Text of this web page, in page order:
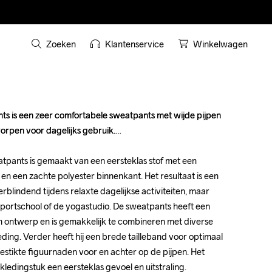
Zoeken Klantenservice Winkelwagen
is een zeer comfortabele sweatpants met wijde pijpen
voor dagelijks gebruik.
is gemaakt van een eersteklas stof met een
een zachte polyester binnenkant. Het resultaat is een
tijdens relaxte dagelijkse activiteiten, maar
of de yogastudio. De sweatpants heeft een
ontwerp en is gemakkelijk te combineren met diverse
Verder heeft hij een brede tailleband voor optimaal
figuurnaden voor en achter op de pijpen. Het
een eersteklas gevoel en uitstraling.
is een zeer comfortabele sweatpants met wijde pijpen
voor dagelijks gebruik.
is gemaakt van een eersteklas stof met een
een zachte polyester binnenkant. Het resultaat is een
tijdens relaxte dagelijkse activiteiten, maar
of de yogastudio. De sweatpants heeft een
ontwerp en is gemakkelijk te combineren met diverse
Verder heeft hij een brede tailleband voor optimaal
figuurnaden voor en achter op de pijpen. Het
een eersteklas gevoel en uitstraling.